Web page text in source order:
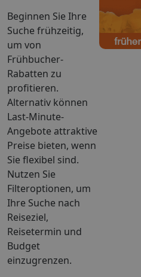
Beginnen Sie Ihre
Suche frühzeitig,
um von
Frühbucher-
Rabatten zu
profitieren.
Alternativ können
Last-Minute-
Angebote attraktive
Preise bieten, wenn
Sie flexibel sind.
Nutzen Sie
Filteroptionen, um
Ihre Suche nach
Reiseziel,
Reisetermin und
Budget
einzugrenzen.